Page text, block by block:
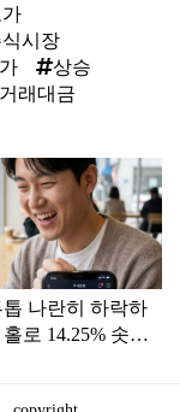
시장
상승
거래대금
나란히 하락하
로 14.25% 솟구